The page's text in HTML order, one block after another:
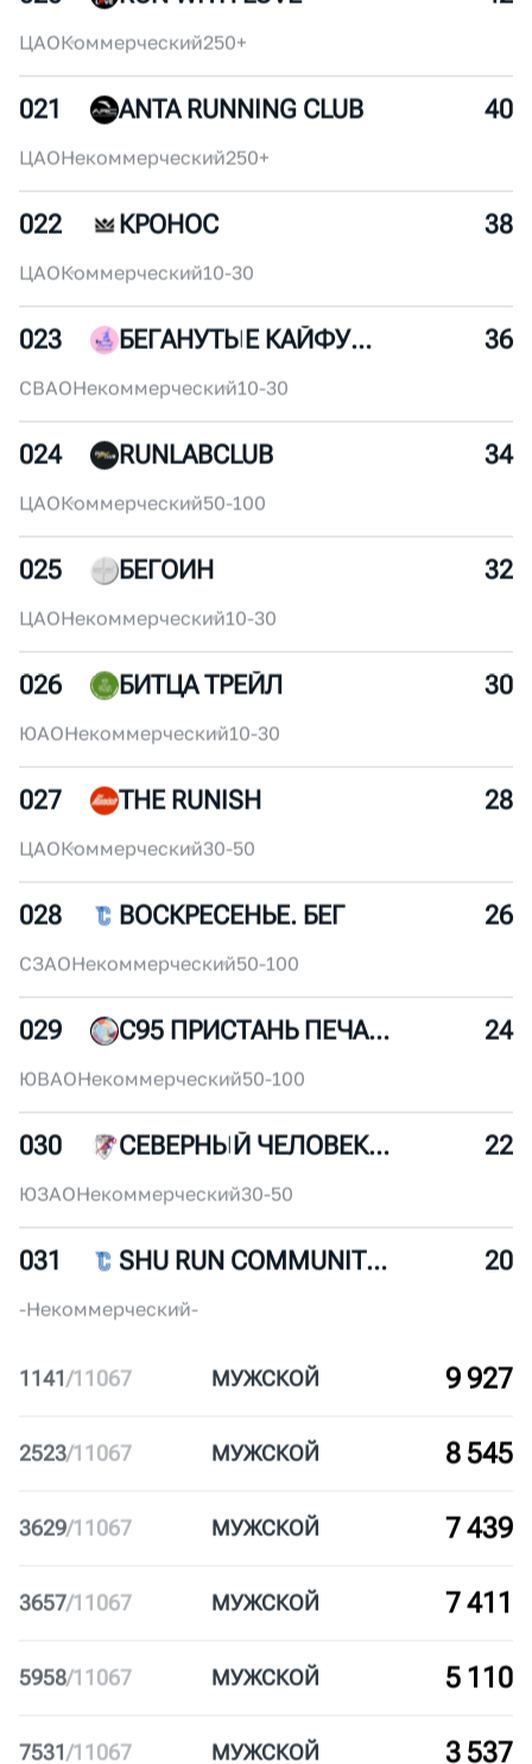
019 АНГАРКА
САОНекоммерческий100-150
020 RUN WITH LOVE
ЦАОКоммерческий250+
021 ANTA RUNNING CLUB
ЦАОНекоммерческий250+
022 КРОНОС
ЦАОКоммерческий10-30
023
СВАОНекоммерческий10-30
024 RUNLABCLUB
ЦАОКоммерческий50-100
025 БЕГОИН
ЦАОНекоммерческий10-30
026 БИТЦА ТРЕЙЛ
ЮАОНекоммерческий10-30
027 THE RUNISH
ЦАОКоммерческий30-50
028 ВОСКРЕСЕНЬЕ. БЕГ
СЗАОНекоммерческий50-100
029
ЮВАОНекоммерческий50-100
030
-Некоммерческий
1141/11067 МУЖСКОЙ 9 927
2523/11067 МУЖСКОЙ 8 545
3629/11067 МУЖСКОЙ 7 439
3657/11067 МУЖСКОЙ 7 411